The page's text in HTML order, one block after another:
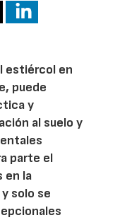
estiércol en
puede
y
al suelo y
parte el
en la
solo se